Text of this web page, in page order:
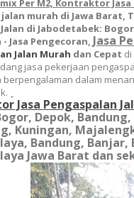
Per M2, Kontraktor
murah di Jawa Barat,
di Jabodetabek:
- Jasa Pengecoran, Jasa
Jalan Murah dan Cepat
jasa pekerjaan
berpengalaman dalam
Jasa Pengaspalan
Depok, Bandung,
Kuningan,
Bandung, Banjar,
Jawa Barat dan